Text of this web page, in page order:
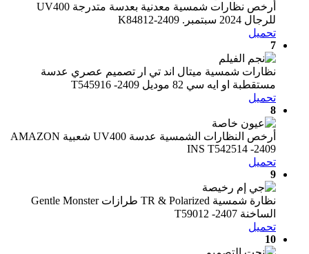
أرخص نظارات شمسية معدنية بعدسة متدرجة UV400
للرجال 2024 سبتمبر. K84812-2409
تحميل
7
نظارات شمسية ميتال اند تي ار تصميم عصري عدسة
مستقطبة او ايه سي 82 موديل T545916 -2409
تحميل
8
أرخص النظارات الشمسية عدسة UV400 شعبية AMAZON
INS T542514 -2409
تحميل
9
نظارة شمسية TR & Polarized طرازات Gentle Monster
الساخنة T59012 -2407
تحميل
10